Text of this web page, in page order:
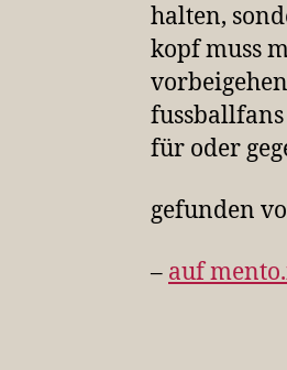
halten,
kopf muss
für oder
gefunden
– auf